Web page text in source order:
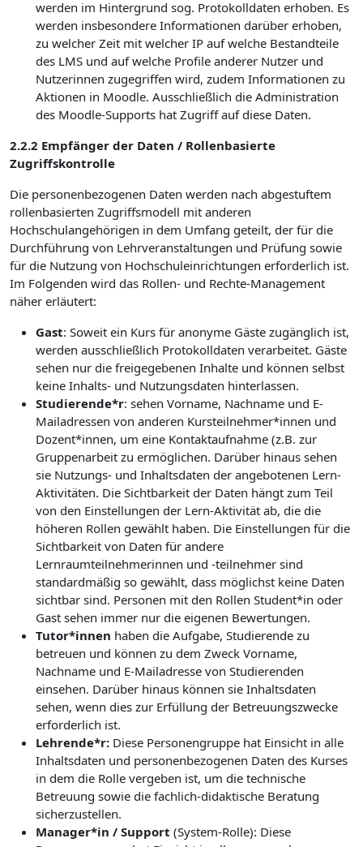
werden im Hintergrund sog. Protokolldaten erhoben. Es
werden insbesondere Informationen darüber erhoben,
zu welcher Zeit mit welcher IP auf welche Bestandteile
des LMS und auf welche Profile anderer Nutzer und
Nutzerinnen zugegriffen wird, zudem Informationen zu
Aktionen in Moodle. Ausschließlich die Administration
des Moodle-Supports hat Zugriff auf diese Daten.
2.2.2 Empfänger der Daten / Rollenbasierte
Zugriffskontrolle
Die personenbezogenen Daten werden nach abgestuftem
rollenbasierten Zugriffsmodell mit anderen
Hochschulangehörigen in dem Umfang geteilt, der für die
Durchführung von Lehrveranstaltungen und Prüfung sowie
für die Nutzung von Hochschuleinrichtungen erforderlich ist.
Im Folgenden wird das Rollen- und Rechte-Management
näher erläutert:
Gast: Soweit ein Kurs für anonyme Gäste zugänglich ist,
werden ausschließlich Protokolldaten verarbeitet. Gäste
sehen nur die freigegebenen Inhalte und können selbst
keine Inhalts- und Nutzungsdaten hinterlassen.
Studierende*r: sehen Vorname, Nachname und E-
Mailadressen von anderen Kursteilnehmer*innen und
Dozent*innen, um eine Kontaktaufnahme (z.B. zur
Gruppenarbeit zu ermöglichen. Darüber hinaus sehen
sie Nutzungs- und Inhaltsdaten der angebotenen Lern-
Aktivitäten. Die Sichtbarkeit der Daten hängt zum Teil
von den Einstellungen der Lern-Aktivität ab, die die
höheren Rollen gewählt haben. Die Einstellungen für die
Sichtbarkeit von Daten für andere
Lernraumteilnehmerinnen und -teilnehmer sind
standardmäßig so gewählt, dass möglichst keine Daten
sichtbar sind. Personen mit den Rollen Student*in oder
Gast sehen immer nur die eigenen Bewertungen.
Tutor*innen haben die Aufgabe, Studierende zu
betreuen und können zu dem Zweck Vorname,
Nachname und E-Mailadresse von Studierenden
einsehen. Darüber hinaus können sie Inhaltsdaten
sehen, wenn dies zur Erfüllung der Betreuungszwecke
erforderlich ist.
Lehrende*r: Diese Personengruppe hat Einsicht in alle
Inhaltsdaten und personenbezogenen Daten des Kurses
in dem die Rolle vergeben ist, um die technische
Betreuung sowie die fachlich-didaktische Beratung
sicherzustellen.
Manager*in / Support (System-Rolle): Diese